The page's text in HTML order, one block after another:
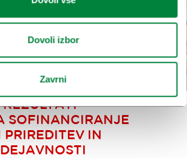
Dovoli izbor
Zavrni
SOFINANCIRANJE
IN